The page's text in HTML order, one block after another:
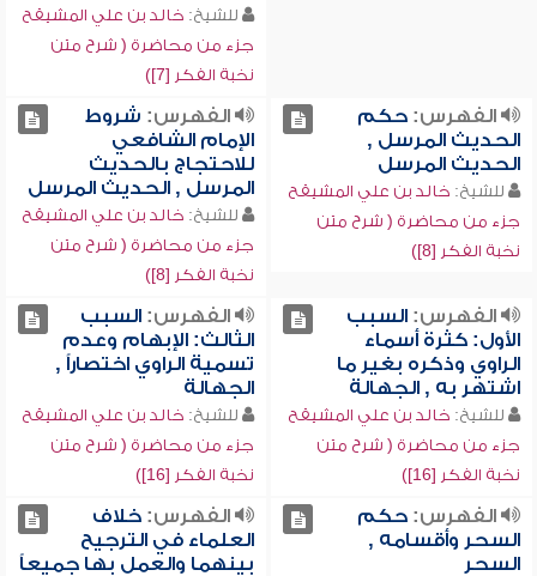
للشيخ: خالد بن علي المشيقح
جزء من محاضرة ( شرح متن
نخبة الفكر [7])
الفهرس:حكم
الحديث المرسل ,
الحديث المرسل
للشيخ: خالد بن علي المشيقح
جزء من محاضرة ( شرح متن
نخبة الفكر [8])
الفهرس: شروط
الإمام الشافعي
للاحتجاج بالحديث
المرسل , الحديث المرسل
للشيخ: خالد بن علي المشيقح
جزء من محاضرة ( شرح متن
نخبة الفكر [8])
الفهرس:السبب
الأول: كثرة أسماء
الراوي وذكره بغير ما
اشتهر به , الجهالة
للشيخ: خالد بن علي المشيقح
جزء من محاضرة ( شرح متن
نخبة الفكر [16])
الفهرس:السبب
الثالث: الإبهام وعدم
تسمية الراوي اختصاراً ,
الجهالة
للشيخ: خالد بن علي المشيقح
جزء من محاضرة ( شرح متن
نخبة الفكر [16])
الفهرس:حكم
السحر وأقسامه ,
السحر
الفهرس:خلاف
العلماء في الترجيح
بينهما والعمل بها جميعاً